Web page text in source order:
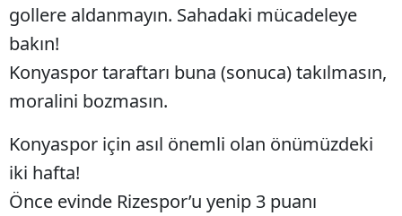
Yozgat
Aksaray
Kırıkkale
gollere aldanmayın. Sahadaki mücadeleye
bakın!
Konyaspor taraftarı buna (sonuca) takılmasın,
moralini bozmasın.
Konyaspor için asıl önemli olan önümüzdeki
iki hafta!
Önce evinde Rizespor’u yenip 3 puanı